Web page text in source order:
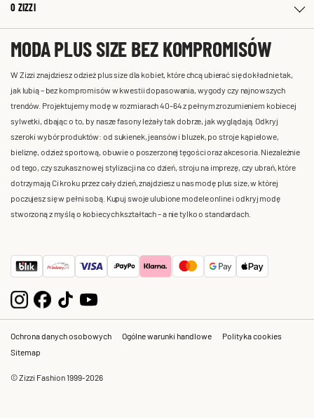
O ZIZZI
MODA PLUS SIZE BEZ KOMPROMISÓW
W Zizzi znajdziesz odzież plus size dla kobiet, które chcą ubierać się dokładnie tak,
jak lubią – bez kompromisów w kwestii dopasowania, wygody czy najnowszych
trendów. Projektujemy modę w rozmiarach 40-64 z pełnym zrozumieniem kobiecej
sylwetki, dbając o to, by nasze fasony leżały tak dobrze, jak wyglądają. Odkryj
szeroki wybór produktów: od sukienek, jeansów i bluzek, po stroje kąpielowe,
bieliznę, odzież sportową, obuwie o poszerzonej tęgości oraz akcesoria. Niezależnie
od tego, czy szukasz nowej stylizacji na co dzień, stroju na imprezę, czy ubrań, które
dotrzymają Ci kroku przez cały dzień, znajdziesz u nas modę plus size, w której
poczujesz się w pełni sobą. Kupuj swoje ulubione modele online i odkryj modę
stworzoną z myślą o kobiecych kształtach – a nie tylko o standardach.
Ochrona danych osobowych Ogólne warunki handlowe
Polityka cookies
Sitemap
© Zizzi Fashion 1999-2026